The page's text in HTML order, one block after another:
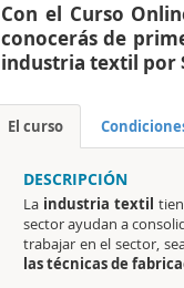
Con el Curso
conocerás de
industria textil por
El curso
DESCRIPCIÓN
La industria textil
sector ayudan a
trabajar en el sector,
las técnicas de